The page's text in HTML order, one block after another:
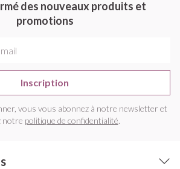
des nouveaux produits et
promotions
Inscription
vous vous abonnez à notre newsletter et
notre politique de confidentialité.